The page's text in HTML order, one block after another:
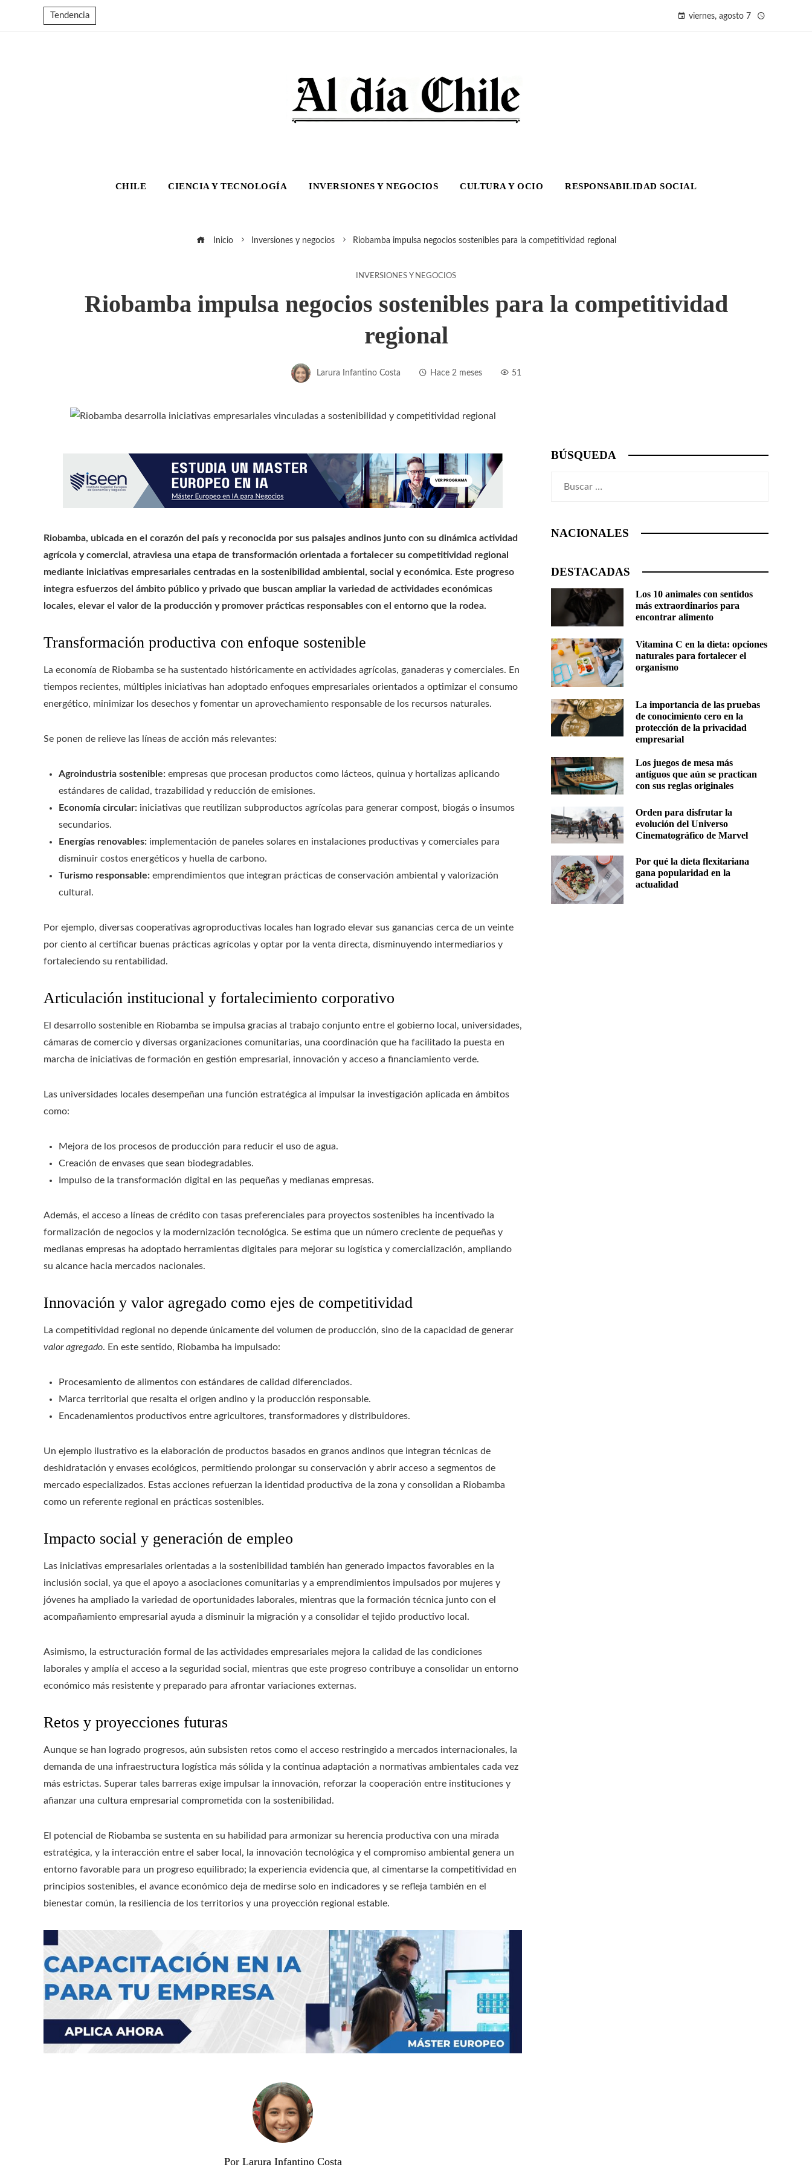
Tendencia viernes, agosto 7
CHILE CIENCIA Y TECNOLOGÍA INVERSIONES Y NEGOCIOS CULTURA Y OCIO RESPONSABILIDAD SOCIAL
Inicio Inversiones y negocios Riobamba impulsa negocios sostenibles para la competitividad regional
INVERSIONES Y NEGOCIOS
Riobamba impulsa negocios sostenibles para la competitividad
regional
Larura Infantino Costa Hace 2 meses 51
Riobamba, ubicada en el corazón del país y reconocida por sus paisajes andinos junto con su dinámica actividad
agrícola y comercial, atraviesa una etapa de transformación orientada a fortalecer su competitividad regional
mediante iniciativas empresariales centradas en la sostenibilidad ambiental, social y económica. Este progreso
integra esfuerzos del ámbito público y privado que buscan ampliar la variedad de actividades económicas
locales, elevar el valor de la producción y promover prácticas responsables con el entorno que la rodea.
Transformación productiva con enfoque sostenible
La economía de Riobamba se ha sustentado históricamente en actividades agrícolas, ganaderas y comerciales. En
tiempos recientes, múltiples iniciativas han adoptado enfoques empresariales orientados a optimizar el consumo
energético, minimizar los desechos y fomentar un aprovechamiento responsable de los recursos naturales.
Se ponen de relieve las líneas de acción más relevantes:
Agroindustria sostenible: empresas que procesan productos como lácteos, quinua y hortalizas aplicando
estándares de calidad, trazabilidad y reducción de emisiones.
Economía circular: iniciativas que reutilizan subproductos agrícolas para generar compost, biogás o insumos
secundarios.
Energías renovables: implementación de paneles solares en instalaciones productivas y comerciales para
disminuir costos energéticos y huella de carbono.
Turismo responsable: emprendimientos que integran prácticas de conservación ambiental y valorización
cultural.
Por ejemplo, diversas cooperativas agroproductivas locales han logrado elevar sus ganancias cerca de un veinte
por ciento al certificar buenas prácticas agrícolas y optar por la venta directa, disminuyendo intermediarios y
fortaleciendo su rentabilidad.
Articulación institucional y fortalecimiento corporativo
El desarrollo sostenible en Riobamba se impulsa gracias al trabajo conjunto entre el gobierno local, universidades,
cámaras de comercio y diversas organizaciones comunitarias, una coordinación que ha facilitado la puesta en
marcha de iniciativas de formación en gestión empresarial, innovación y acceso a financiamiento verde.
Las universidades locales desempeñan una función estratégica al impulsar la investigación aplicada en ámbitos
como:
Mejora de los procesos de producción para reducir el uso de agua.
Creación de envases que sean biodegradables.
Impulso de la transformación digital en las pequeñas y medianas empresas.
Además, el acceso a líneas de crédito con tasas preferenciales para proyectos sostenibles ha incentivado la
formalización de negocios y la modernización tecnológica. Se estima que un número creciente de pequeñas y
medianas empresas ha adoptado herramientas digitales para mejorar su logística y comercialización, ampliando
su alcance hacia mercados nacionales.
Innovación y valor agregado como ejes de competitividad
La competitividad regional no depende únicamente del volumen de producción, sino de la capacidad de generar
valor agregado. En este sentido, Riobamba ha impulsado:
Procesamiento de alimentos con estándares de calidad diferenciados.
Marca territorial que resalta el origen andino y la producción responsable.
Encadenamientos productivos entre agricultores, transformadores y distribuidores.
Un ejemplo ilustrativo es la elaboración de productos basados en granos andinos que integran técnicas de
deshidratación y envases ecológicos, permitiendo prolongar su conservación y abrir acceso a segmentos de
mercado especializados. Estas acciones refuerzan la identidad productiva de la zona y consolidan a Riobamba
como un referente regional en prácticas sostenibles.
Impacto social y generación de empleo
Las iniciativas empresariales orientadas a la sostenibilidad también han generado impactos favorables en la
inclusión social, ya que el apoyo a asociaciones comunitarias y a emprendimientos impulsados por mujeres y
jóvenes ha ampliado la variedad de oportunidades laborales, mientras que la formación técnica junto con el
acompañamiento empresarial ayuda a disminuir la migración y a consolidar el tejido productivo local.
Asimismo, la estructuración formal de las actividades empresariales mejora la calidad de las condiciones
laborales y amplía el acceso a la seguridad social, mientras que este progreso contribuye a consolidar un entorno
económico más resistente y preparado para afrontar variaciones externas.
Retos y proyecciones futuras
Aunque se han logrado progresos, aún subsisten retos como el acceso restringido a mercados internacionales, la
demanda de una infraestructura logística más sólida y la continua adaptación a normativas ambientales cada vez
más estrictas. Superar tales barreras exige impulsar la innovación, reforzar la cooperación entre instituciones y
afianzar una cultura empresarial comprometida con la sostenibilidad.
El potencial de Riobamba se sustenta en su habilidad para armonizar su herencia productiva con una mirada
estratégica, y la interacción entre el saber local, la innovación tecnológica y el compromiso ambiental genera un
entorno favorable para un progreso equilibrado; la experiencia evidencia que, al cimentarse la competitividad en
principios sostenibles, el avance económico deja de medirse solo en indicadores y se refleja también en el
bienestar común, la resiliencia de los territorios y una proyección regional estable.
Por Larura Infantino Costa
BÚSQUEDA
NACIONALES
DESTACADAS
Los 10 animales con sentidos
más extraordinarios para
encontrar alimento
Vitamina C en la dieta: opciones
naturales para fortalecer el
organismo
La importancia de las pruebas
de conocimiento cero en la
protección de la privacidad
empresarial
Los juegos de mesa más
antiguos que aún se practican
con sus reglas originales
Orden para disfrutar la
evolución del Universo
Cinematográfico de Marvel
Por qué la dieta flexitariana
gana popularidad en la
actualidad